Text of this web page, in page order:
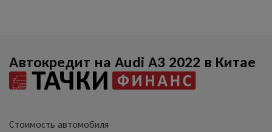
Автокредит на Audi A3 2022 в Китае
Стоимость автомобиля